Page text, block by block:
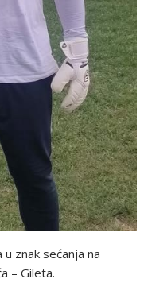
znak sećanja na
– Gileta.